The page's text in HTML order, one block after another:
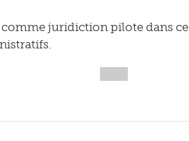
comme juridiction pilote dans ce